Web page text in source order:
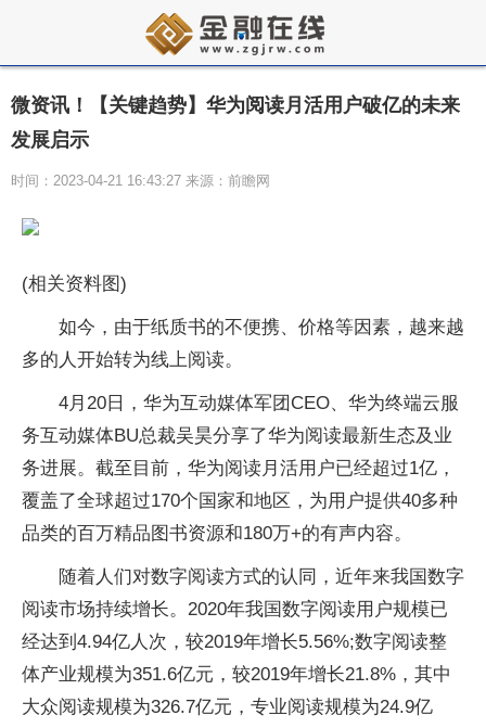
微资讯！【关键趋势】华为阅读月活用户破亿的未来
发展启示
时间：2023-04-21 16:43:27 来源：前瞻网
(相关资料图)
如今，由于纸质书的不便携、价格等因素，越来越
多的人开始转为线上阅读。
4月20日，华为互动媒体军团CEO、华为终端云服
务互动媒体BU总裁吴昊分享了华为阅读最新生态及业
务进展。截至目前，华为阅读月活用户已经超过1亿，
覆盖了全球超过170个国家和地区，为用户提供40多种
品类的百万精品图书资源和180万+的有声内容。
随着人们对数字阅读方式的认同，近年来我国数字
阅读市场持续增长。2020年我国数字阅读用户规模已
经达到4.94亿人次，较2019年增长5.56%;数字阅读整
体产业规模为351.6亿元，较2019年增长21.8%，其中
大众阅读规模为326.7亿元，专业阅读规模为24.9亿